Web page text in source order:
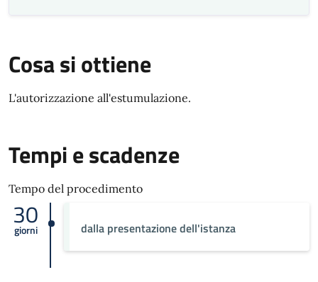
Cosa si ottiene
L'autorizzazione all'estumulazione.
Tempi e scadenze
Tempo del procedimento
30
giorni dalla presentazione dell'istanza